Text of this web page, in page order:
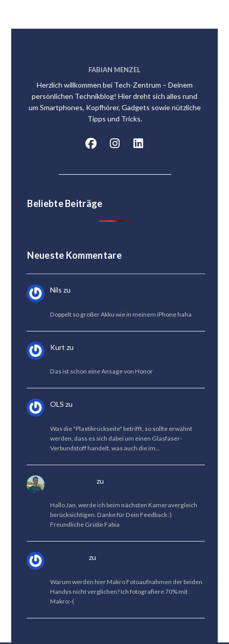
FABIAN MENZEL
Herzlich willkommen bei Tech-Zentrum – Deinem
persönlichen Technikblog! Hier dreht sich alles rund
um Smartphones, Kopfhörer, Gadgets sowie nützliche
Tipps und Tricks.
Beliebte Beiträge
Neueste Kommentare
Nils zu
Doppelt so großer Akku wie in meinem iPhone haha
Kurt zu
Das ist schon eine Ansage von Honor
OLS zu
Was die "Plastikrückseite" betrifft, so sollte erwähnt
werden, dass es sich dabei um einen Glasfaser-
Verbundstoff handelt, was auch die im…
zu
Hallo Jan, werde ich beim nächsten Kameravergleich
berücksichtigen. Danke für Dein Feedback :)
Freundliche Grüße Fabia
zu
Warum werden hier Makro Fotoaufnahmen der beiden
Handys nicht verglichen? Ich fotografiere 70% mit
Makro:-(